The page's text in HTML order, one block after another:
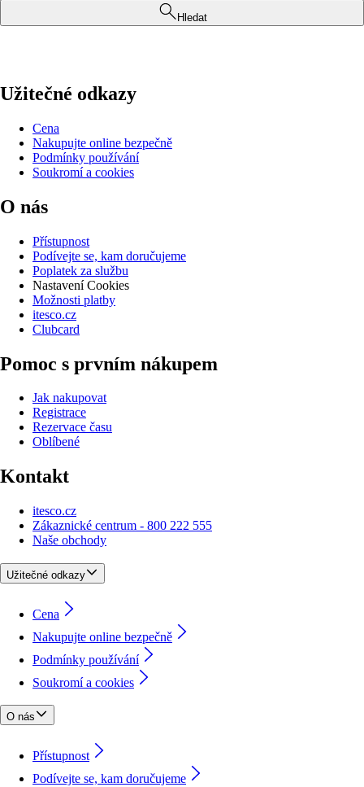
Hledat
Užitečné odkazy
Cena
Nakupujte online bezpečně
Podmínky používání
Soukromí a cookies
O nás
Přístupnost
Podívejte se, kam doručujeme
Poplatek za službu
Nastavení Cookies
Možnosti platby
itesco.cz
Clubcard
Pomoc s prvním nákupem
Jak nakupovat
Registrace
Rezervace času
Oblíbené
Kontakt
itesco.cz
Zákaznické centrum - 800 222 555
Naše obchody
Užitečné odkazy
Cena
Nakupujte online bezpečně
Podmínky používání
Soukromí a cookies
O nás
Přístupnost
Podívejte se, kam doručujeme